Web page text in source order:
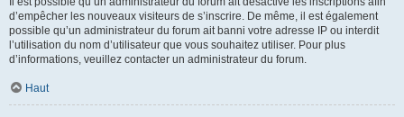
d’empêcher les nouveaux visiteurs de s’inscrire. De même, il est également
possible qu’un administrateur du forum ait banni votre adresse IP ou interdit
l’utilisation du nom d’utilisateur que vous souhaitez utiliser. Pour plus
d’informations, veuillez contacter un administrateur du forum.
Haut